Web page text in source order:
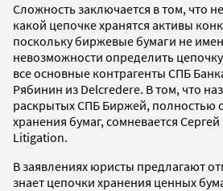
Сложность заключается в том, что
какой цепочке хранятся активы
поскольку биржевые бумаги не
невозможности определить
все основные контрагенты СПБ
Рябинин из Delcredere. В том, что
раскрытых СПБ Биржей, полностью
хранения бумаг, сомневается Сергей
Litigation.
В заявлениях юристы предлагают
знает цепочки хранения ценных